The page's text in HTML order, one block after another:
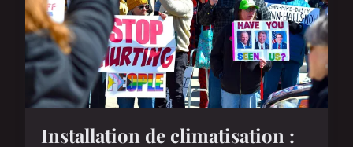
Installation de climatisation :